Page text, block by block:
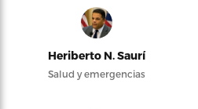
Heriberto N. Saurí
Salud y emergencias